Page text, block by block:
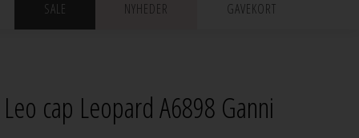
SALE NYHEDER GAVEKORT
cap Leopard A6898 Ganni